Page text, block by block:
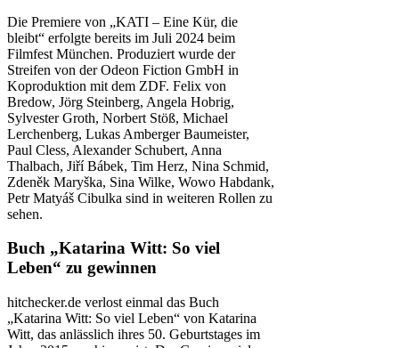
Die Premiere von „KATI – Eine Kür, die
bleibt“ erfolgte bereits im Juli 2024 beim
Filmfest München. Produziert wurde der
Streifen von der Odeon Fiction GmbH in
Koproduktion mit dem ZDF. Felix von
Bredow, Jörg Steinberg, Angela Hobrig,
Sylvester Groth, Norbert Stöß, Michael
Lerchenberg, Lukas Amberger Baumeister,
Paul Cless, Alexander Schubert, Anna
Thalbach, Jiří Bábek, Tim Herz, Nina Schmid,
Zdeněk Maryška, Sina Wilke, Wowo Habdank,
Petr Matyáš Cibulka sind in weiteren Rollen zu
sehen.
Buch „Katarina Witt: So viel
Leben“ zu gewinnen
hitchecker.de verlost einmal das Buch
„Katarina Witt: So viel Leben“ von Katarina
Witt, das anlässlich ihres 50. Geburtstages im